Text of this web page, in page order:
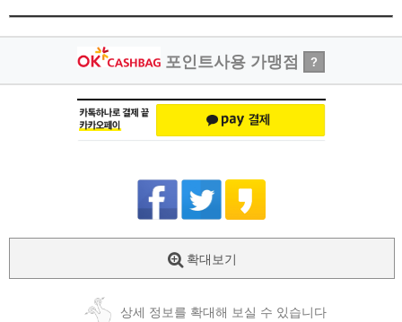
포인트사용 가맹점 ?
확대보기
상세 정보를 확대해 보실 수 있습니다